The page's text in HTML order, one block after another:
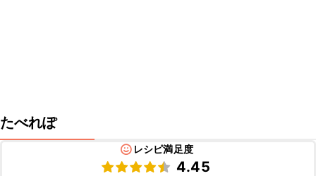
たべれぽ
レシピ満足度
4.45